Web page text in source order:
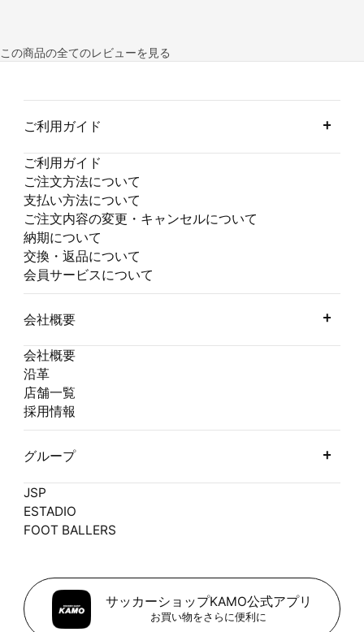
この商品の全てのレビューを見る
ご利用ガイド
ご利用ガイド
ご注文方法について
支払い方法について
ご注文内容の変更・キャンセルについて
納期について
交換・返品について
会員サービスについて
会社概要
会社概要
沿革
店舗一覧
採用情報
グループ
JSP
ESTADIO
FOOT BALLERS
サッカーショップKAMO公式アプリ
お買い物をさらに便利に